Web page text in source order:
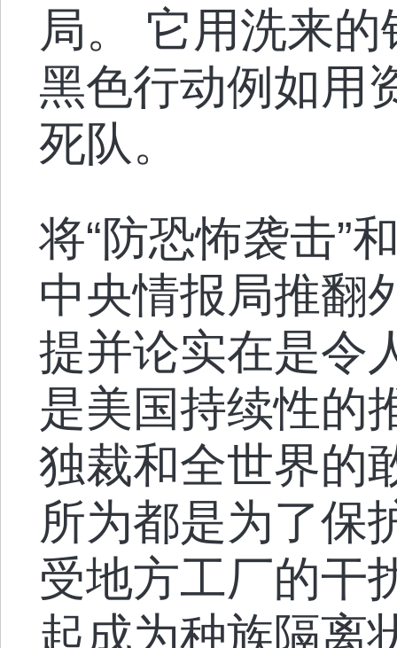
局。 它用洗来
黑色行动例如用
死队。
将“防恐怖袭击”
中央情报局推翻
提并论实在是令
是美国持续性的
独裁和全世界
所为都是为了保
受地方工厂的
起成为种族隔离